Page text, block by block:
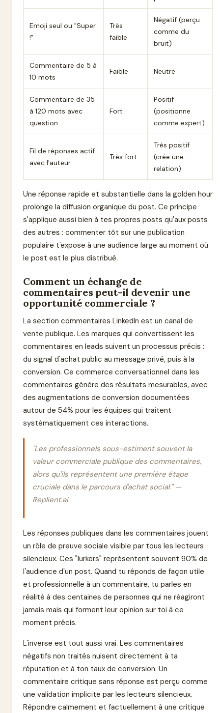
Emoji seul ou "Super
!"
Très
faible
Négatif (perçu
comme du
bruit)
Commentaire de 5 à
10 mots
Faible Neutre
Commentaire de 35
à 120 mots avec
question
Fort
Positif
(positionne
comme expert)
Fil de réponses actif
avec l'auteur
Très fort
Très positif
(crée une
relation)
Une réponse rapide et substantielle dans la golden hour
prolonge la diffusion organique du post. Ce principe
s'applique aussi bien à tes propres posts qu'aux posts
des autres : commenter tôt sur une publication
populaire t'expose à une audience large au moment où
le post est le plus distribué.
Comment un échange de
commentaires peut-il devenir une
opportunité commerciale ?
La section commentaires LinkedIn est un canal de
vente publique. Les marques qui convertissent les
commentaires en leads suivent un processus précis :
du signal d'achat public au message privé, puis à la
conversion. Ce commerce conversationnel dans les
commentaires génère des résultats mesurables, avec
des augmentations de conversion documentées
autour de 54% pour les équipes qui traitent
systématiquement ces interactions.
"Les professionnels sous-estiment souvent la
valeur commerciale publique des commentaires,
alors qu'ils représentent une première étape
cruciale dans le parcours d'achat social." —
Replient.ai
Les réponses publiques dans les commentaires jouent
un rôle de preuve sociale visible par tous les lecteurs
silencieux. Ces "lurkers" représentent souvent 90% de
l'audience d'un post. Quand tu réponds de façon utile
et professionnelle à un commentaire, tu parles en
réalité à des centaines de personnes qui ne réagiront
jamais mais qui forment leur opinion sur toi à ce
moment précis.
L'inverse est tout aussi vrai. Les commentaires
négatifs non traités nuisent directement à ta
réputation et à ton taux de conversion. Un
commentaire critique sans réponse est perçu comme
une validation implicite par les lecteurs silencieux.
Répondre calmement et factuellement à une critique